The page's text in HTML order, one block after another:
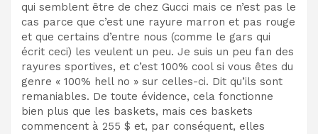
qui semblent être de chez Gucci mais ce n’est pas le
cas parce que c’est une rayure marron et pas rouge
et que certains d’entre nous (comme le gars qui
écrit ceci) les veulent un peu. Je suis un peu fan des
rayures sportives, et c’est 100% cool si vous êtes du
genre « 100% hell no » sur celles-ci. Dit qu’ils sont
remaniables. De toute évidence, cela fonctionne
bien plus que les baskets, mais ces baskets
commencent à 255 $ et, par conséquent, elles